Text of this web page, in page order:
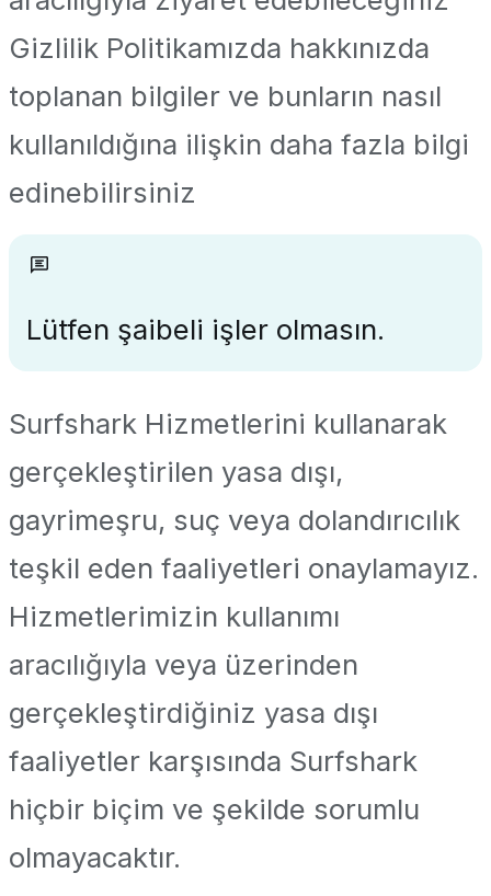
Gizlilik Politikamızda hakkınızda
toplanan bilgiler ve bunların nasıl
kullanıldığına ilişkin daha fazla bilgi
edinebilirsiniz
Lütfen şaibeli işler olmasın.
Surfshark Hizmetlerini kullanarak
gerçekleştirilen yasa dışı,
gayrimeşru, suç veya dolandırıcılık
teşkil eden faaliyetleri onaylamayız.
Hizmetlerimizin kullanımı
aracılığıyla veya üzerinden
gerçekleştirdiğiniz yasa dışı
faaliyetler karşısında Surfshark
hiçbir biçim ve şekilde sorumlu
olmayacaktır.